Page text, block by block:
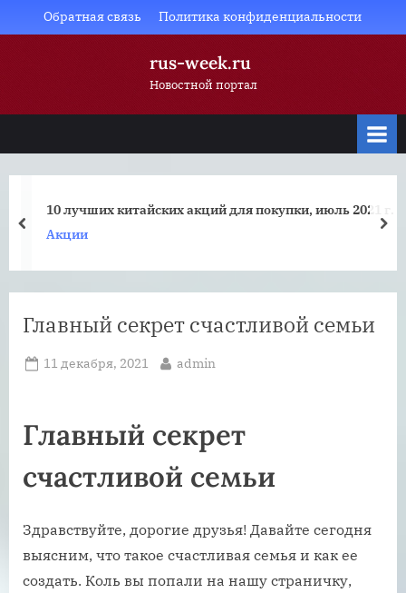
to
Обратная связь Политика конфиденциальности
rus-week.ru
Новостной портал
10 лучших китайских акций для покупки, июль 2021 г.
Акции
prev
Главный секрет счастливой семьи
Posted
11 декабря, 2021 By
admin
Главный секрет
счастливой семьи
Здравствуйте, дорогие друзья! Давайте сегодня
выясним, что такое счастливая семья и как ее
создать. Коль вы попали на нашу страничку,